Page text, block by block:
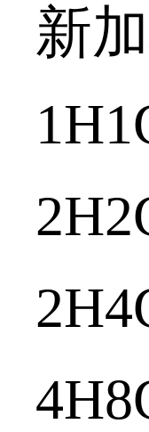
新